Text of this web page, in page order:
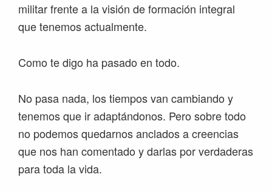
militar frente a la visión de formación integral
que tenemos actualmente.
Como te digo ha pasado en todo.
No pasa nada, los tiempos van cambiando y
tenemos que ir adaptándonos. Pero sobre todo
no podemos quedarnos anclados a creencias
que nos han comentado y darlas por verdaderas
para toda la vida.